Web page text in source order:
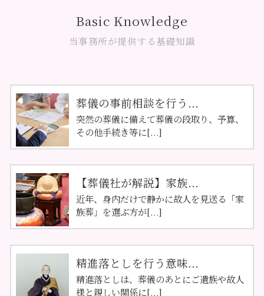
Basic Knowledge
当事務所が提供する基礎知識
葬儀の事前相談を行う...
突然の葬儀に備えて葬儀の段取り、予算、
その他手続き等に[...]
【葬儀社が解説】家族...
近年、身内だけで静かに故人を見送る「家
族葬」を選ぶ方が[...]
精進落としを行う意味...
精進落としは、葬儀のあとにご遺族や故人
様と親しい関係に[...]